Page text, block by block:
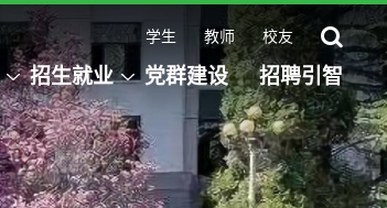
学生 教师 校友
招生就业 党群建设 招聘引智